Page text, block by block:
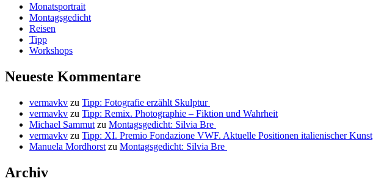
Monatsportrait
Montagsgedicht
Reisen
Tipp
Workshops
Neueste Kommentare
vermavkv zu Tipp: Fotografie erzählt Skulptur
vermavkv zu Tipp: Remix. Photographie – Fiktion und Wahrheit
Michael Sammut zu Montagsgedicht: Silvia Bre
vermavkv zu Tipp: XI. Premio Fondazione VWF. Aktuelle Positionen italienischer Kunst
Manuela Mordhorst zu Montagsgedicht: Silvia Bre
Archiv